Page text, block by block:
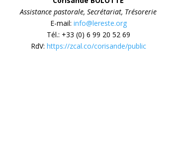
Assistance pastorale, Secrétariat, Trésorerie
E-mail: info@lereste.org
Tél.: +33 (0) 6 99 20 52 69
RdV: https://zcal.co/corisande/public